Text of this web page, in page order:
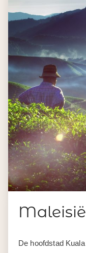
Maleisië
De hoofdstad